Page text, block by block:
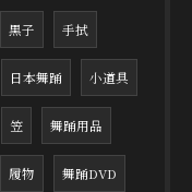
黒子 手拭
日本舞踊 小道具
笠 舞踊用品
履物 舞踊DVD